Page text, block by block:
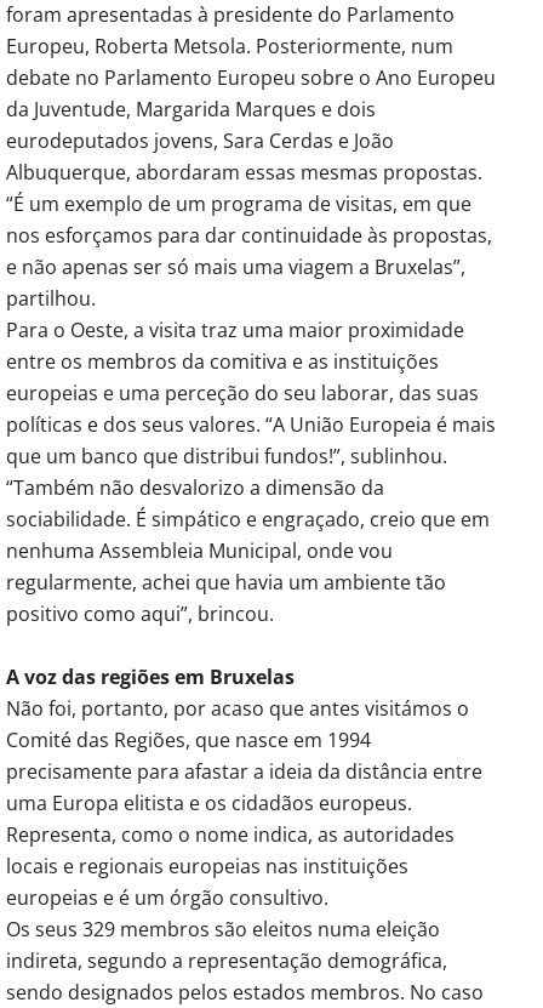
foram apresentadas à presidente do Parlamento
Europeu, Roberta Metsola. Posteriormente, num
debate no Parlamento Europeu sobre o Ano Europeu
da Juventude, Margarida Marques e dois
eurodeputados jovens, Sara Cerdas e João
Albuquerque, abordaram essas mesmas propostas.
“É um exemplo de um programa de visitas, em que
nos esforçamos para dar continuidade às propostas,
e não apenas ser só mais uma viagem a Bruxelas”,
partilhou.
Para o Oeste, a visita traz uma maior proximidade
entre os membros da comitiva e as instituições
europeias e uma perceção do seu laborar, das suas
políticas e dos seus valores. “A União Europeia é mais
que um banco que distribui fundos!”, sublinhou.
“Também não desvalorizo a dimensão da
sociabilidade. É simpático e engraçado, creio que em
nenhuma Assembleia Municipal, onde vou
regularmente, achei que havia um ambiente tão
positivo como aqui”, brincou.
A voz das regiões em Bruxelas
Não foi, portanto, por acaso que antes visitámos o
Comité das Regiões, que nasce em 1994
precisamente para afastar a ideia da distância entre
uma Europa elitista e os cidadãos europeus.
Representa, como o nome indica, as autoridades
locais e regionais europeias nas instituições
europeias e é um órgão consultivo.
Os seus 329 membros são eleitos numa eleição
indireta, segundo a representação demográfica,
sendo designados pelos estados membros. No caso